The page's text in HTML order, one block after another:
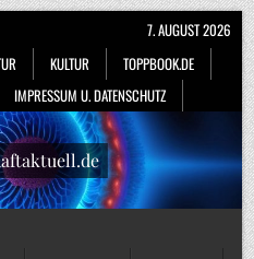
KULTUR
TOPPBOOK.DE
IMPRESSUM U. DATENSCHUTZ
7. AUGUST 2026